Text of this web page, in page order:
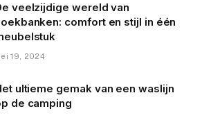
veelzijdige wereld van
comfort en stijl in één
19, 2024
ultieme gemak van een waslijn
de camping